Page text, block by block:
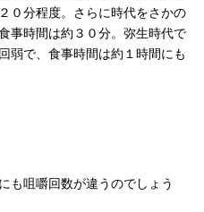
０分程度。さらに時代をさかの
事時間は約３０分。弥生時代で
弱で、食事時間は約１時間にも
も咀嚼回数が違うのでしょう